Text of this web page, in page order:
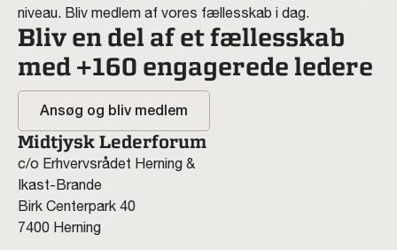
niveau. Bliv medlem af vores fællesskab i dag.
Bliv en del af et fællesskab
med +160 engagerede ledere
Ansøg og bliv medlem
Midtjysk Lederforum
c/o Erhvervsrådet Herning &
Ikast-Brande
Birk Centerpark 40
7400 Herning